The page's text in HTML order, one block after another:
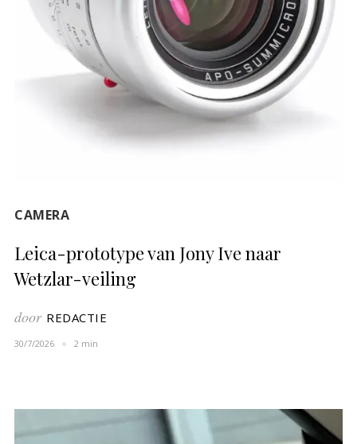
CAMERA
Leica-prototype van Jony Ive naar
Wetzlar-veiling
door REDACTIE
30/7/2026 2 min